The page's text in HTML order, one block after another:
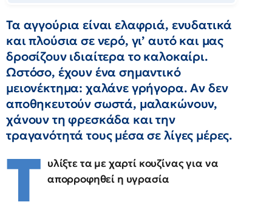
Τα αγγούρια είναι ελαφριά, ενυδατικά
και πλούσια σε νερό, γι’ αυτό και μας
δροσίζουν ιδιαίτερα το καλοκαίρι.
Ωστόσο, έχουν ένα σημαντικό
μειονέκτημα: χαλάνε γρήγορα. Αν δεν
αποθηκευτούν σωστά, μαλακώνουν,
χάνουν τη φρεσκάδα και την
τραγανότητά τους μέσα σε λίγες μέρες.
Τ υλίξτε τα με χαρτί κουζίνας για να
απορροφηθεί η υγρασία